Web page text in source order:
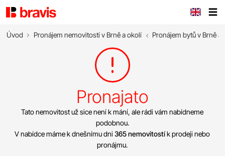
Úvod Pronájem nemovitostí v Brně a okolí Pronájem bytů v Brně a
Pronajato
Tato nemovitost už sice není k mání, ale rádi vám nabídneme
podobnou.
V nabídce máme k dnešnímu dni365 nemovitostík prodeji nebo
pronájmu.